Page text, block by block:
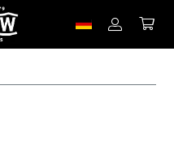
 